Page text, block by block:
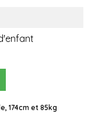
174cm et 85kg